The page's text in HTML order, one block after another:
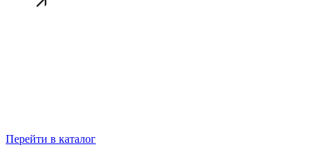
Перейти в каталог